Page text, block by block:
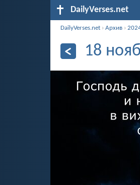
DailyVerses.net
DailyVerses.net ›Архив ›
18